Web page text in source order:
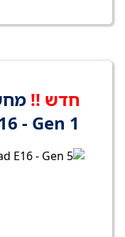
חדש !!
- Gen 1